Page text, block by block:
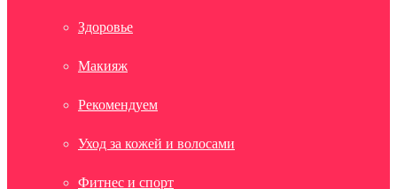
Здоровье
Макияж
Рекомендуем
Уход за кожей и волосами
Фитнес и спорт